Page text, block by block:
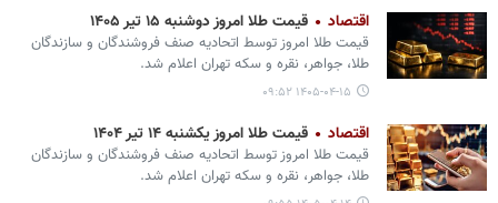
اقتصاد قیمت طلا امروز دوشنبه ۱۵ تیر ۱۴۰۵
قیمت طلا امروز توسط اتحادیه صنف فروشندگان و سازندگان
طلا، جواهر، نقره و سکه تهران اعلام شد.
۱۴۰۵-۰۴-۱۵ ۰۹:۵۲
اقتصاد قیمت طلا امروز یکشنبه ۱۴ تیر ۱۴۰۴
قیمت طلا امروز توسط اتحادیه صنف فروشندگان و سازندگان
طلا، جواهر، نقره و سکه تهران اعلام شد.